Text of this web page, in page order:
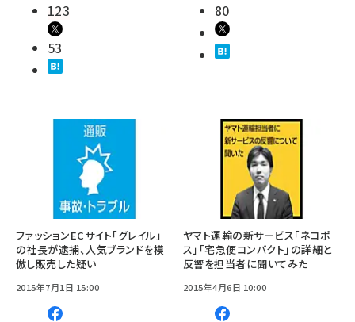
123
53
80
ファッションECサイト「グレイル」
の社長が逮捕、人気ブランドを模
倣し販売した疑い
2015年7月1日 15:00
ヤマト運輸の新サービス「ネコポ
ス」「宅急便コンパクト」の詳細と
反響を担当者に聞いてみた
2015年4月6日 10:00